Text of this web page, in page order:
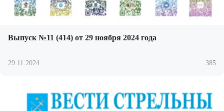
Выпуск №11 (414) от 29 ноября 2024 года
29.11.2024 385